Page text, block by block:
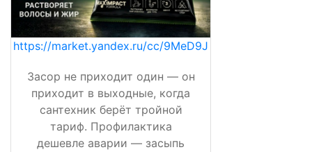
https://market.yandex.ru/cc/9MeD9J
Засор не приходит один — он
приходит в выходные, когда
сантехник берёт тройной
тариф. Профилактика
дешевле аварии — засыпь